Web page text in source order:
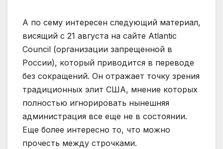
А по сему интересен следующий материал,
висящий с 21 августа на сайте Atlantic
Сouncil (организации запрещенной в
России), который приводится в переводе
без сокращений. Он отражает точку зрения
традиционных элит США, мнение которых
полностью игнорировать нынешняя
администрация все еще не в состоянии.
Еще более интересно то, что можно
прочесть между строчками.